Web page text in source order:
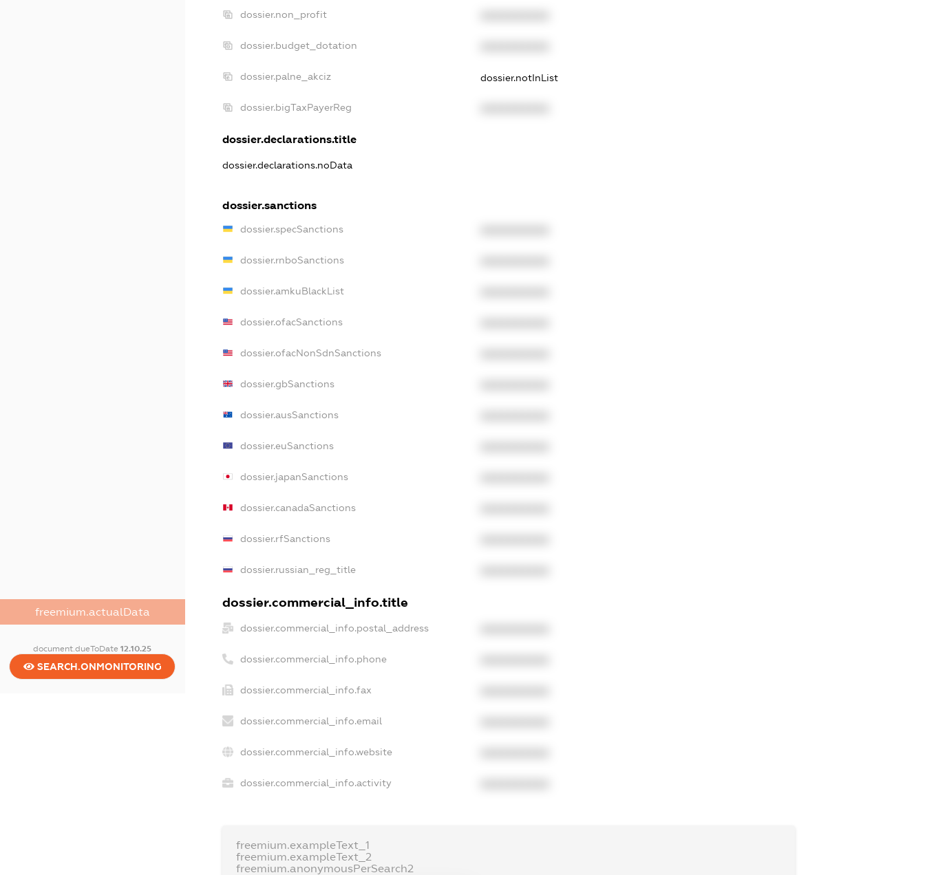
freemium.actualData
document.dueToDate12.10.25
SEARCH.ONMONITORING
dossier.non_profit
dossier.budget_dotation
dossier.palne_akciz dossier.notInList
dossier.bigTaxPayerReg
dossier.declarations.title
dossier.declarations.noData
dossier.sanctions
dossier.specSanctions
dossier.rnboSanctions
dossier.amkuBlackList
dossier.ofacSanctions
dossier.ofacNonSdnSanctions
dossier.gbSanctions
dossier.ausSanctions
dossier.euSanctions
dossier.japanSanctions
dossier.canadaSanctions
dossier.rfSanctions
dossier.russian_reg_title
dossier.commercial_info.title
dossier.commercial_info.postal_address
dossier.commercial_info.phone
dossier.commercial_info.fax
dossier.commercial_info.email
dossier.commercial_info.website
dossier.commercial_info.activity
freemium.exampleText_1
freemium.exampleText_2
freemium.anonymousPerSearch2